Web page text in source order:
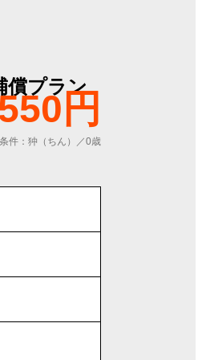
償プラン
円
件：狆（ちん）／0歳